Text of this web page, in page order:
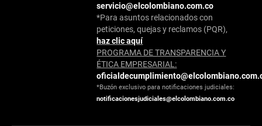
servicio@elcolombiano.com.co
*Para asuntos relacionados con
peticiones, quejas y reclamos (PQR),
haz clic aquí
PROGRAMA DE TRANSPARENCIA Y
ÉTICA EMPRESARIAL:
*Buzón exclusivo para notificaciones judiciales:
notificacionesjudiciales@elcolombiano.com.co